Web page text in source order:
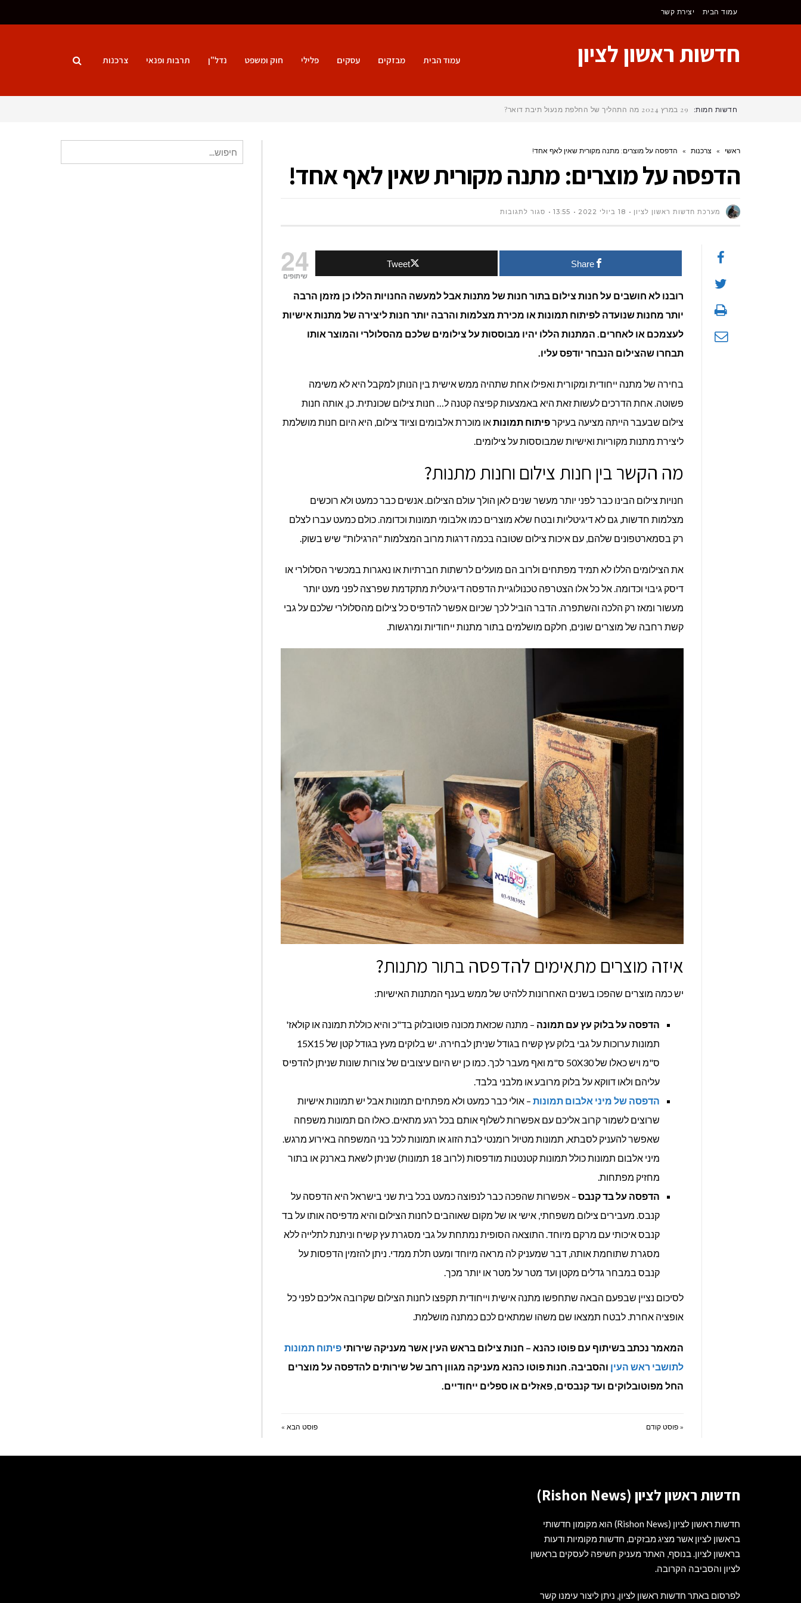
עמוד הבית יצירת קשר
חדשות ראשון לציון עמוד הבית מבזקים עסקים פלילי חוק ומשפט נדל"ן תרבות ופנאי צרכנות
חדשות חמות: 29 במרץ 2024 מה התהליך של החלפת מנעול תיבת דואר?
ראשי » צרכנות » הדפסה על מוצרים: מתנה מקורית שאין לאף אחד!
הדפסה על מוצרים: מתנה מקורית שאין לאף אחד!
מערכת חדשות ראשון לציון 18 ביולי 2022 13:55 סגור לתגובותעל
מוצרים:
מתנה
אחד!
24
שיתופים
Share
Tweet
רובנו לא חושבים על חנות צילום בתור חנות של מתנות אבל למעשה החנויות הללו כן מזמן הרבה
יותר מחנות שנועדה לפיתוח תמונות או מכירת מצלמות והרבה יותר חנות ליצירה של מתנות אישיות
לעצמכם או לאחרים. המתנות הללו יהיו מבוססות על צילומים שלכם מהסלולרי והמוצר אותו
תבחרו שהצילום הנבחר יודפס עליו.
בחירה של מתנה ייחודית ומקורית ואפילו אחת שתהיה ממש אישית בין הנותן למקבל היא לא משימה
פשוטה. אחת הדרכים לעשות זאת היא באמצעות קפיצה קטנה ל… חנות צילום שכונתית. כן, אותה חנות
צילום שבעבר הייתה מציעה בעיקרפיתוח תמונותאו מוכרת אלבומים וציוד צילום, היא היום חנות מושלמת
ליצירת מתנות מקוריות ואישיות שמבוססות על צילומים.
מה הקשר בין חנות צילום וחנות מתנות?
חנויות צילום הבינו כבר לפני יותר מעשר שנים לאן הולך עולם הצילום. אנשים כבר כמעט ולא רוכשים
מצלמות חדשות, גם לא דיגיטליות ובטח שלא מוצרים כמו אלבומי תמונות וכדומה. כולם כמעט עברו לצלם
רק בסמארטפונים שלהם, עם איכות צילום שטובה בכמה דרגות מרוב המצלמות "הרגילות" שיש בשוק.
את הצילומים הללו לא תמיד מפתחים ולרוב הם מועלים לרשתות חברתיות או נאגרות במכשיר הסלולרי או
דיסק גיבוי וכדומה. אל כל אלו הצטרפה טכנולוגיית הדפסה דיגיטלית מתקדמת שפרצה לפני מעט יותר
מעשור ומאז רק הלכה והשתפרה. הדבר הוביל לכך שכיום אפשר להדפיס כל צילום מהסלולרי שלכם על גבי
קשת רחבה של מוצרים שונים, חלקם מושלמים בתור מתנות ייחודיות ומרגשות.
איזה מוצרים מתאימים להדפסה בתור מתנות?
יש כמה מוצרים שהפכו בשנים האחרונות ללהיט של ממש בענף המתנות האישיות:
הדפסה על בלוק עץ עם תמונה – מתנה שכזאת מכונה פוטובלוק בד"כ והיא כוללת תמונה או קולאז'
תמונות ערוכות על גבי בלוק עץ קשיח בגודל שניתן לבחירה. יש בלוקים מעץ בגודל קטן של 15X15
ס"מ ויש כאלו של 50X30 ס"מ ואף מעבר לכך. כמו כן יש היום עיצובים של צורות שונות שניתן להדפיס
עליהם ולאו דווקא על בלוק מרובע או מלבני בלבד.
הדפסה של מיני אלבום תמונות – אולי כבר כמעט ולא מפתחים תמונות אבל יש תמונות אישיות
שרוצים לשמור קרוב אליכם עם אפשרות לשלוף אותם בכל רגע מתאים. כאלו הם תמונות משפחה
שאפשר להעניק לסבתא, תמונות מטיול רומנטי לבת הזוג או תמונות לכל בני המשפחה באירוע מרגש.
מיני אלבום תמונות כולל תמונות קטנטנות מודפסות (לרוב 18 תמונות) שניתן לשאת בארנק או בתור
מחזיק מפתחות.
הדפסה על בד קנבס – אפשרות שהפכה כבר לנפוצה כמעט בכל בית שני בישראל היא הדפסה על
קנבס. מעבירים צילום משפחתי, אישי או של מקום שאוהבים לחנות הצילום והיא מדפיסה אותו על בד
קנבס איכותי עם מרקם מיוחד. התוצאה הסופית נמתחת על גבי מסגרת עץ קשיח וניתנת לתלייה ללא
מסגרת שתוחמת אותה, דבר שמעניק לה מראה מיוחד ומעט תלת ממדי. ניתן להזמין הדפסות על
קנבס במבחר גדלים מקטן ועד מטר על מטר או יותר מכך.
לסיכום נציין שבפעם הבאה שתחפשו מתנה אישית וייחודית תקפצו לחנות הצילום שקרובה אליכם לפני כל
אופציה אחרת. לבטח תמצאו שם משהו שמתאים לכם כמתנה מושלמת.
המאמר נכתב בשיתוף עם פוטו כהנא – חנות צילום בראש העין אשר מעניקה שירותיפיתוח תמונות
לתושבי ראש העין והסביבה. חנות פוטו כהנא מעניקה מגוון רחב של שירותים להדפסה על מוצרים
החל מפוטובלוקים ועד קנבסים, פאזלים או ספלים ייחודיים.
« פוסט קודם פוסט הבא »
עבור:
חדשות ראשון לציון (Rishon News)
חדשות ראשון לציון (Rishon News) הוא מקומון חדשותי
בראשון לציון אשר מציג מבזקים, חדשות מקומיות ודעות
בראשון לציון. בנוסף, האתר מעניק חשיפה לעסקים בראשון
לציון והסביבה הקרובה.
לפרסום באתר חדשות ראשון לציון, ניתן ליצור עימנו קשר